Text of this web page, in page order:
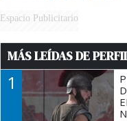
Espacio Publicitario
MÁS LEÍDAS DE
1